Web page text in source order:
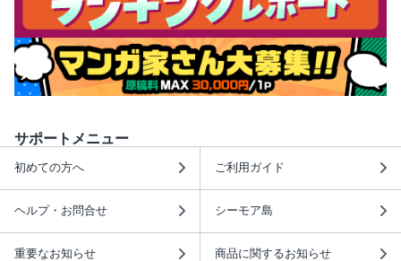
サポートメニュー
初めての方へ ご利用ガイド
ヘルプ・お問合せ シーモア島
重要なお知らせ 商品に関するお知らせ